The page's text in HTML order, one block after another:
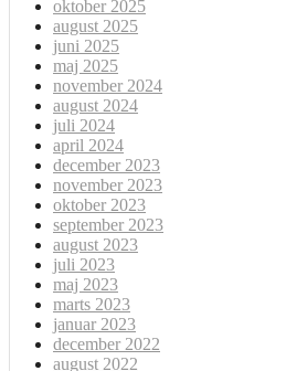
oktober 2025
august 2025
juni 2025
maj 2025
november 2024
august 2024
juli 2024
april 2024
december 2023
november 2023
oktober 2023
september 2023
august 2023
juli 2023
maj 2023
marts 2023
januar 2023
december 2022
august 2022